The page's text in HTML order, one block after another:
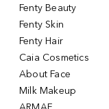
Fenty Beauty
Fenty Skin
Fenty Hair
Caia Cosmetics
About Face
Milk Makeup